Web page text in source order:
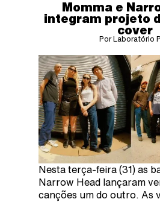
Momma e
integram projeto
cover
Por Laboratório
Nesta terça-feira (31) as
Narrow Head lançaram
canções um do outro. As